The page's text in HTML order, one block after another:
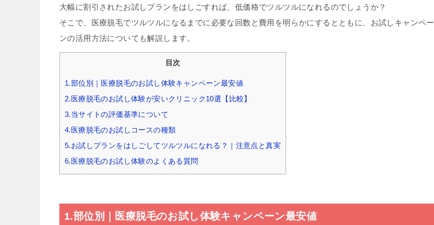
大幅に割引されたお試しプランをはしごすれば、低価格でツルツルになれるのでしょうか？
そこで、医療脱毛でツルツルになるまでに必要な回数と費用を明らかにするとともに、お試しキャンペー
ンの活用方法についても解説します。
目次
1.部位別｜医療脱毛のお試し体験キャンペーン最安値
2.医療脱毛のお試し体験が安いクリニック10選【比較】
3.当サイトの評価基準について
4.医療脱毛のお試しコースの種類
5.お試しプランをはしごしてツルツルになれる？｜注意点と真実
6.医療脱毛のお試し体験のよくある質問
1.部位別｜医療脱毛のお試し体験キャンペーン最安値